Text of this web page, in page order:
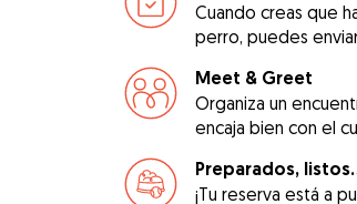
Cuando creas que
perro, puedes
Meet & Greet
Organiza un
encaja bien con el
Preparados,
¡Tu reserva está a